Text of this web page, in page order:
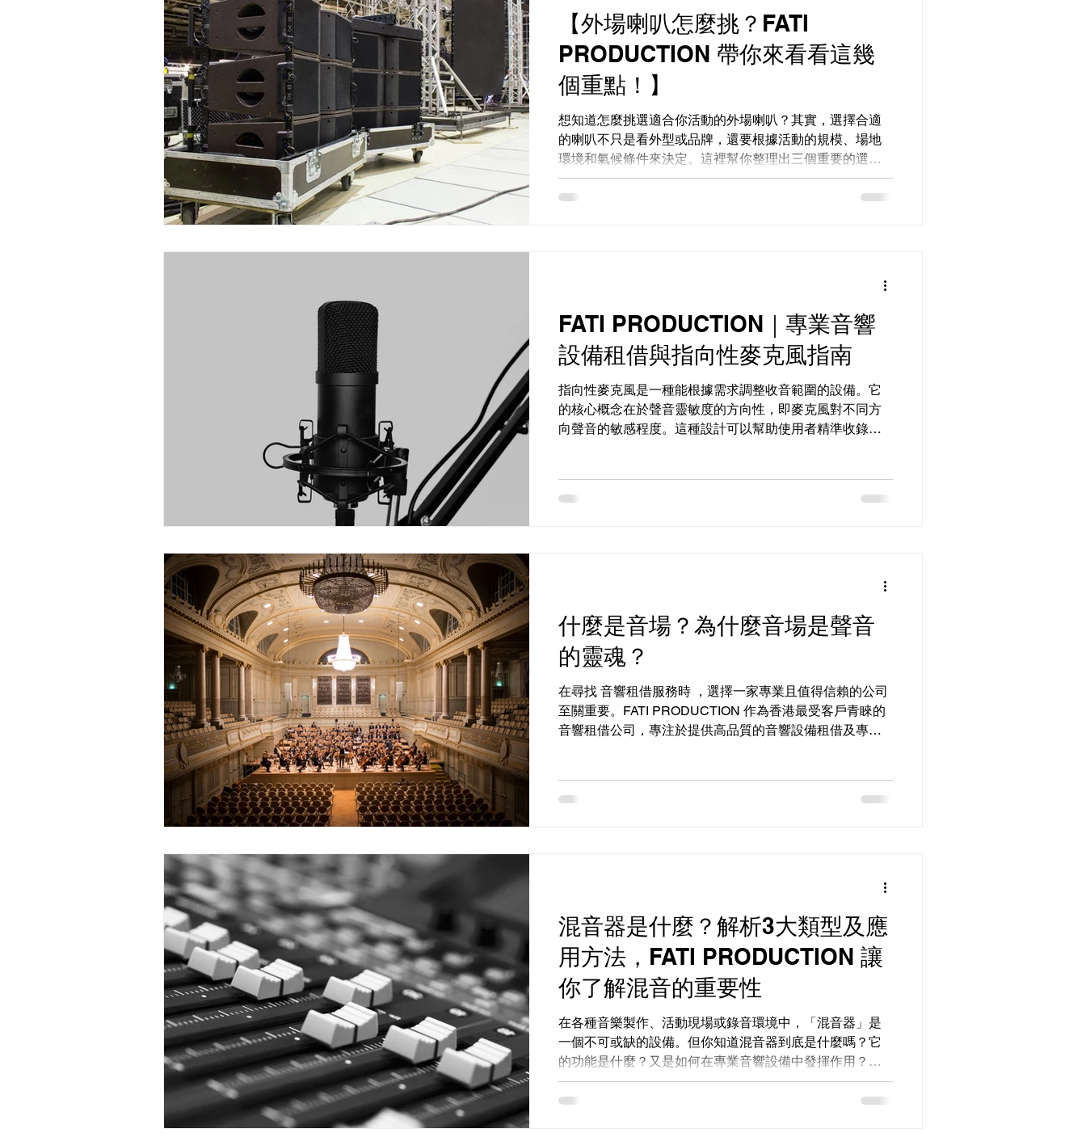
【外場喇叭怎麼挑？FATI
PRODUCTION 帶你來看看這幾
個重點！】
想知道怎麼挑選適合你活動的外場喇叭？其實，選擇合適
的喇叭不只是看外型或品牌，還要根據活動的規模、場地
環境和氣候條件來決定。這裡幫你整理出三個重要的選擇
原則，讓你輕鬆搞懂外場喇叭的基本知識。 【先了解基本
的音效配置：什麼時候需要用到擴大機？】...
FATI PRODUCTION｜專業音響
設備租借與指向性麥克風指南
指向性麥克風是一種能根據需求調整收音範圍的設備。它
的核心概念在於聲音靈敏度的方向性，即麥克風對不同方
向聲音的敏感程度。這種設計可以幫助使用者精準收錄目
什麼是音場？為什麼音場是聲音
的靈魂？
在尋找 音響租借服務時 ，選擇一家專業且值得信賴的公司
至關重要。FATI PRODUCTION 作為香港最受客戶青睞的
音響租借公司，專注於提供高品質的音響設備租借及專業
混音器是什麼？解析3大類型及應
用方法，FATI PRODUCTION 讓
你了解混音的重要性
在各種音樂製作、活動現場或錄音環境中，「混音器」是
一個不可或缺的設備。但你知道混音器到底是什麼嗎？它
的功能是什麼？又是如何在專業音響設備中發揮作用？今
天，FATI PRODUCTION影音製作公司就用簡單易懂的方
式，帶你深入了解混音器，並解析其主要類型及應用方